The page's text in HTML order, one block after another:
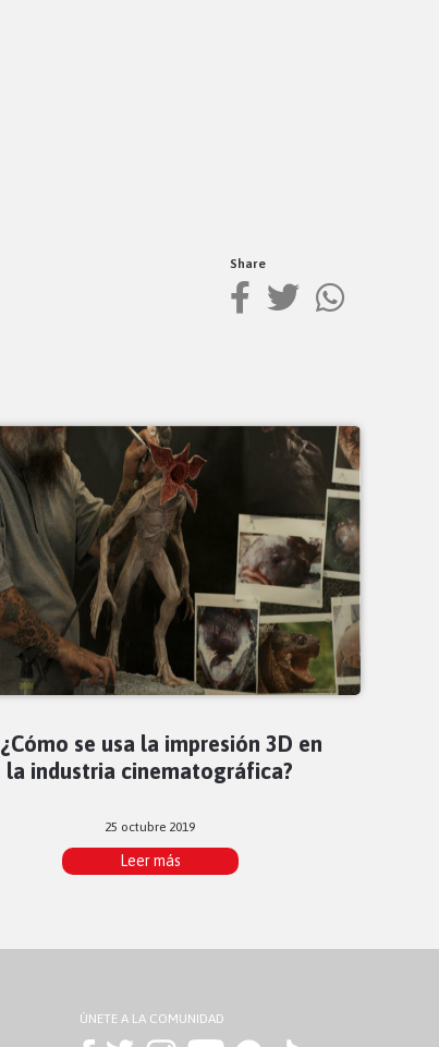
Share
¿Cómo se usa la impresión 3D en
la industria cinematográfica?
25 octubre 2019
Leer más
ÚNETE A LA COMUNIDAD